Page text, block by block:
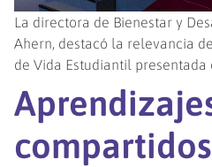
La directora de Bienestar y
Ahern, destacó la relevancia
de Vida Estudiantil presentada